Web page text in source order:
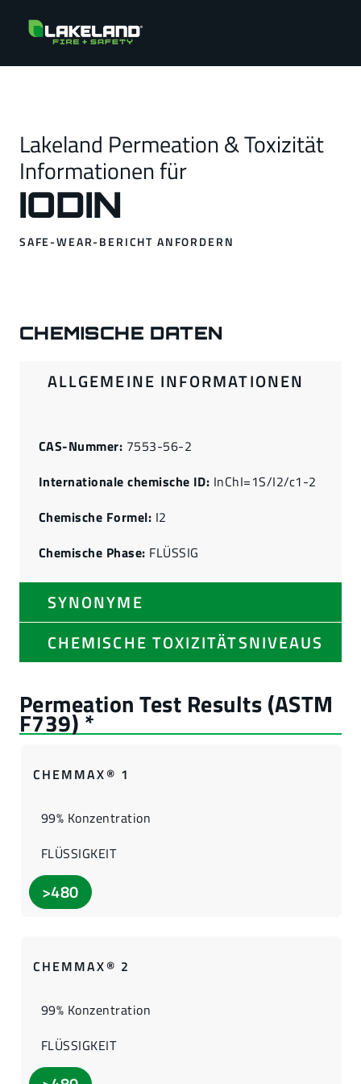
Lakeland Permeation & Toxizität
Informationen für
IODIN
SAFE-WEAR-BERICHT ANFORDERN
CHEMISCHE DATEN
ALLGEMEINE INFORMATIONEN
SYNONYME
CHEMISCHE TOXIZITÄTSNIVEAUS
CAS-Nummer: 7553-56-2
Internationale chemische ID: InChI=1S/I2/c1-2
Chemische Formel: I2
Chemische Phase: FLÜSSIG
CHEMMAX® 1
99% Konzentration
FLÜSSIGKEIT
>480
CHEMMAX® 2
99% Konzentration
FLÜSSIGKEIT